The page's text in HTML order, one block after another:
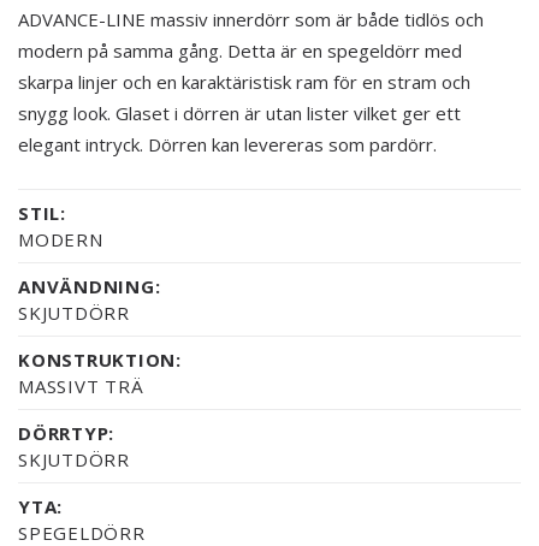
ADVANCE-LINE massiv innerdörr som är både tidlös och
modern på samma gång. Detta är en spegeldörr med
skarpa linjer och en karaktäristisk ram för en stram och
snygg look. Glaset i dörren är utan lister vilket ger ett
elegant intryck. Dörren kan levereras som pardörr.
STIL:
MODERN
ANVÄNDNING:
SKJUTDÖRR
KONSTRUKTION:
MASSIVT TRÄ
DÖRRTYP:
SKJUTDÖRR
YTA:
SPEGELDÖRR